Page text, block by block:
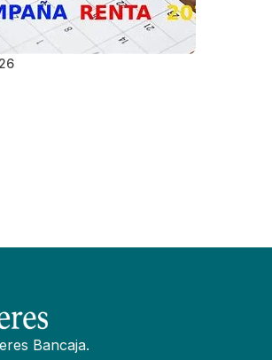
Bancaja.